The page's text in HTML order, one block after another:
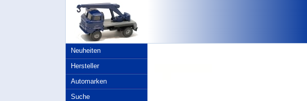
Neuheiten
Hersteller
Automarken
Suche